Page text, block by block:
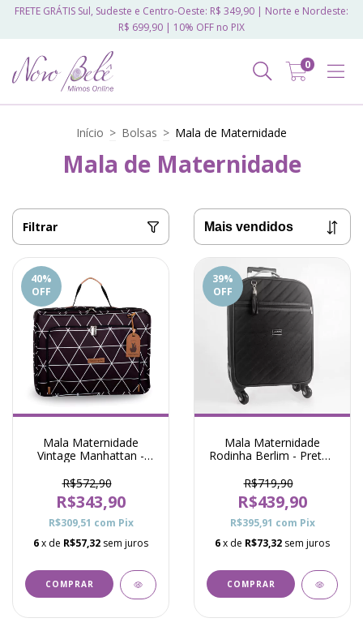
FRETE GRÁTIS Sul, Sudeste e Centro-Oeste: R$ 349,90 | Norte e Nordeste:
R$ 699,90 | 10% OFF no PIX
0
Início > Bolsas > Mala de Maternidade
Mala de Maternidade
Filtrar
40%
OFF
Mala Maternidade
Vintage Manhattan -
R$572,90
R$343,90
R$309,51 com Pix
6x de R$57,32 sem juros
39%
OFF
Mala Maternidade
Rodinha Berlim - Preto -
R$719,90
R$439,90
R$395,91 com Pix
6x de R$73,32 sem juros